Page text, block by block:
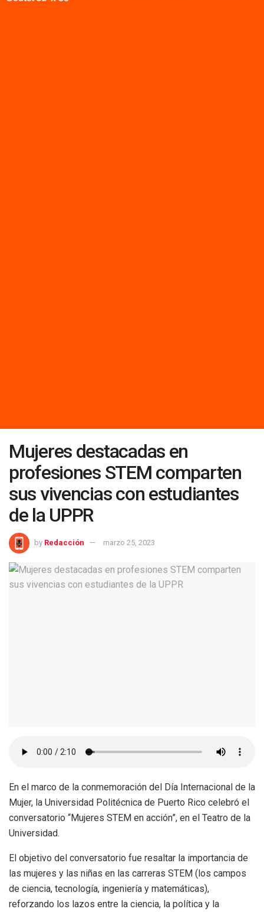
Mujeres destacadas en
profesiones STEM comparten
sus vivencias con estudiantes
de la UPPR
by Redacción marzo 25, 2023
En el marco de la conmemoración del Día Internacional de la
Mujer, la Universidad Politécnica de Puerto Rico celebró el
conversatorio “Mujeres STEM en acción”, en el Teatro de la
Universidad.
El objetivo del conversatorio fue resaltar la importancia de
las mujeres y las niñas en las carreras STEM (los campos
de ciencia, tecnología, ingeniería y matemáticas),
reforzando los lazos entre la ciencia, la política y la